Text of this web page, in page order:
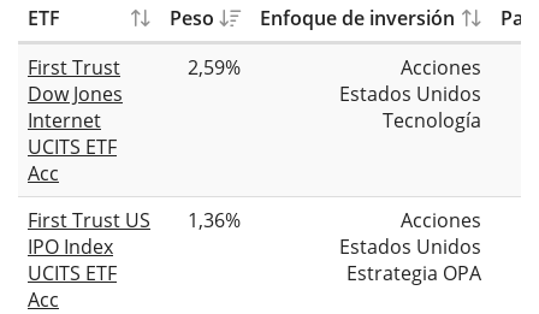
ETF Peso Enfoque de inversión
First Trust
Dow Jones
Internet
UCITS ETF
Acc
2,59%
Acciones
Estados Unidos
Tecnología
First Trust US
IPO Index
UCITS ETF
Acc
1,36%
Acciones
Estados Unidos
Estrategia OPA